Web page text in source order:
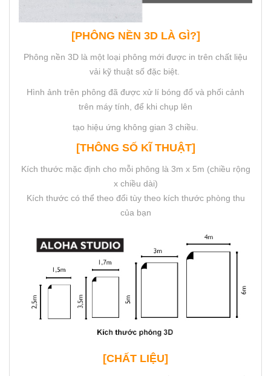
[PHÔNG NỀN 3D LÀ GÌ?]
Phông nền 3D là một loại phông mới được in trên chất liệu
vải kỹ thuật số đặc biệt.
Hình ảnh trên phông đã được xử lí bóng đổ và phối cảnh
trên máy tính, để khi chụp lên
tạo hiệu ứng không gian 3 chiều.
[THÔNG SỐ KĨ THUẬT]
Kích thước mặc định cho mỗi phông là 3m x 5m (chiều rộng
x chiều dài)
Kích thước có thể theo đổi tùy theo kích thước phòng thu
của bạn
[CHẤT LIỆU]